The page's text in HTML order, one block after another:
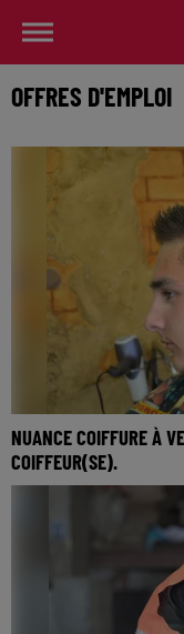
OFFRES D'EMPLOI
NUANCE COIFFURE À
COIFFEUR(SE).
CDI 35 H sur 4 Jours